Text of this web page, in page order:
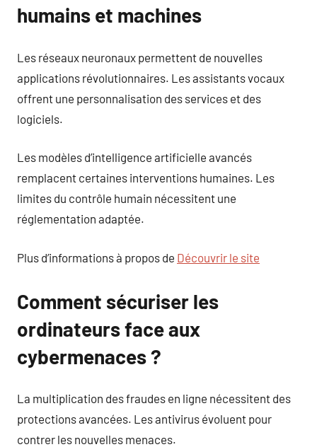
humains et machines
Les réseaux neuronaux permettent de nouvelles
applications révolutionnaires. Les assistants vocaux
offrent une personnalisation des services et des
logiciels.
Les modèles d’intelligence artificielle avancés
remplacent certaines interventions humaines. Les
limites du contrôle humain nécessitent une
réglementation adaptée.
Plus d’informations à propos de Découvrir le site
Comment sécuriser les
ordinateurs face aux
cybermenaces ?
La multiplication des fraudes en ligne nécessitent des
protections avancées. Les antivirus évoluent pour
contrer les nouvelles menaces.